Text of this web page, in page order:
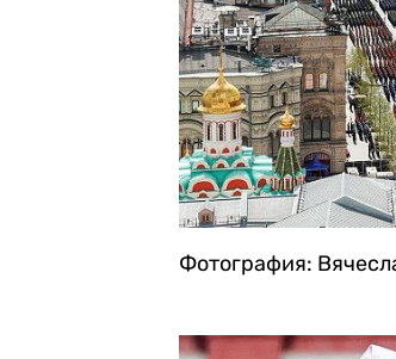
Фотография: